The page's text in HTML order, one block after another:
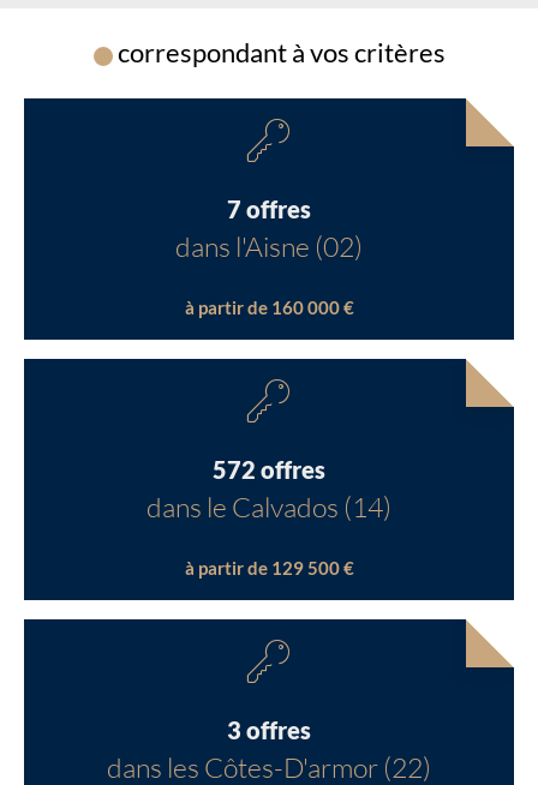
Chargement...
correspondant à vos critères
7 offres
dans l'Aisne (02)
à partir de 160 000 €
572 offres
dans le Calvados (14)
à partir de 129 500 €
3 offres
dans les Côtes-D'armor (22)